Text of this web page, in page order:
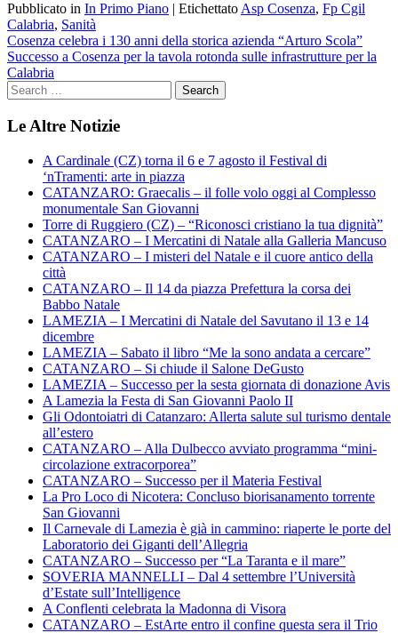
Pubblicato in In Primo Piano | EtichettatoAsp Cosenza, Fp Cgil
Calabria, Sanità
Navigazione
articoli
Cosenza celebra i 130 anni della storica azienda “Arturo Scola”
Successo a Cosenza per la tavola rotonda sulle infrastrutture per la
Calabria
Le Altre Notizie
A Cardinale (CZ) torna il 6 e 7 agosto il Festival di
‘nTramenti: arte in piazza
CATANZARO: Graecalis – il folle volo oggi al Complesso
monumentale San Giovanni
Torre di Ruggiero (CZ) – “Riconosci cristiano la tua dignità”
CATANZARO – I Mercatini di Natale alla Galleria Mancuso
CATANZARO – I misteri del Natale e il cuore antico della
città
CATANZARO – Il 14 da piazza Prefettura la corsa dei
Babbo Natale
LAMEZIA – I Mercatini di Natale del Savutano il 13 e 14
dicembre
LAMEZIA – Sabato il libro “Me la sono andata a cercare”
CATANZARO – Si chiude il Salone DeGusto
LAMEZIA – Successo per la sesta giornata di donazione Avis
A Lamezia la Festa di San Giovanni Paolo II
Gli Odontoiatri di Catanzaro: Allerta salute sul turismo dentale
all’estero
CATANZARO – Alla Dulbecco avviato programma “mini-
circolazione extracorporea”
CATANZARO – Successo per il Materia Festival
La Pro Loco di Nicotera: Concluso biorisanamento torrente
San Giovanni
Il Carnevale di Lamezia è già in cammino: riaperte le porte del
Laboratorio dei Giganti dell’Allegria
CATANZARO – Successo per “La Taranta e il mare”
SOVERIA MANNELLI – Dal 4 settembre l’Università
d’Estate sull’Intelligence
A Conflenti celebrata la Madonna di Visora
CATANZARO – EstArte entro il confine questa sera il Trio